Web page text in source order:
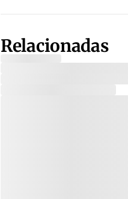
Relacionadas